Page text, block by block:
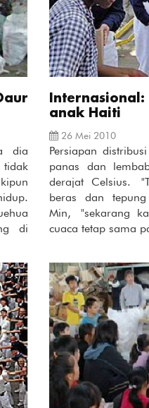
dia
di
Internasional:
anak Haiti
26 Mei 2010
Persiapan
panas dan
derajat Celsius.
beras dan
Min, "sekarang
cuaca tetap sama